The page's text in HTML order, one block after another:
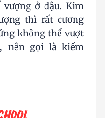
ở dậu. Kim
thì rất cương
không thể vượt
nên gọi là kiếm